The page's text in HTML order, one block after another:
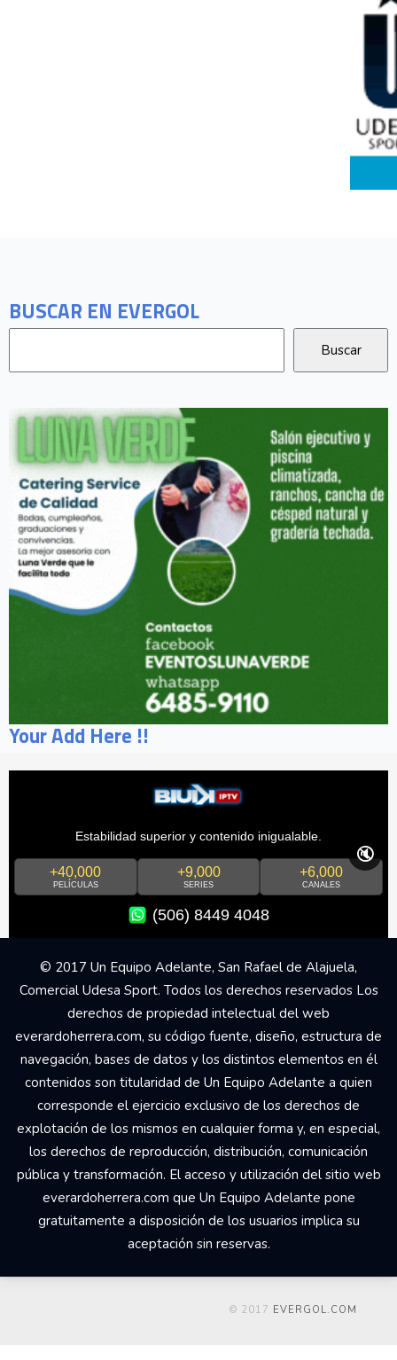
BUSCAR EN EVERGOL
Your Add Here !!
Estabilidad superior y contenido inigualable.
+40,000
PELÍCULAS
+9,000
SERIES
+6,000
CANALES
(506) 8449 4048
🔇
© 2017 Un Equipo Adelante, San Rafael de Alajuela,
Comercial Udesa Sport. Todos los derechos reservados Los
derechos de propiedad intelectual del web
everardoherrera.com, su código fuente, diseño, estructura de
navegación, bases de datos y los distintos elementos en él
contenidos son titularidad de Un Equipo Adelante a quien
corresponde el ejercicio exclusivo de los derechos de
explotación de los mismos en cualquier forma y, en especial,
los derechos de reproducción, distribución, comunicación
pública y transformación. El acceso y utilización del sitio web
everardoherrera.com que Un Equipo Adelante pone
gratuitamente a disposición de los usuarios implica su
aceptación sin reservas.
© 2017 EVERGOL.COM